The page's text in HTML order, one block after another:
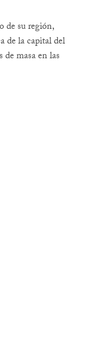
de su región,
de la capital del
masa en las